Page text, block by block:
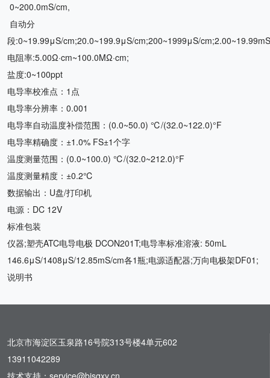
0~200.0mS/cm,
自动分
段:0~19.99μS/cm;20.0~199.9μS/cm;200~1999μS/
电阻率:5.00Ω·cm~100.0MΩ·cm;
盐度:0~100ppt
电导率校准点：1点
电导率分辨率：0.001
电导率自动温度补偿范围：(0.0~50.0) ℃/(32.0~122.0)°F
电导率精确度：±1.0% FS±1个字
温度测量范围：(0.0~100.0) ℃/(32.0~212.0)°F
温度测量精度：±0.2℃
数据输出：U盘/打印机
电源：DC 12V
标准包装
仪器;塑壳ATC电导电极 DCON201T;电导率标准溶液: 50mL
146.6μS/1408μS/12.85mS/cm各1瓶;电源适配器;万向电极架DF01;
说明书
北京市海淀区玉泉路16号院313号楼4单元602
13911042289